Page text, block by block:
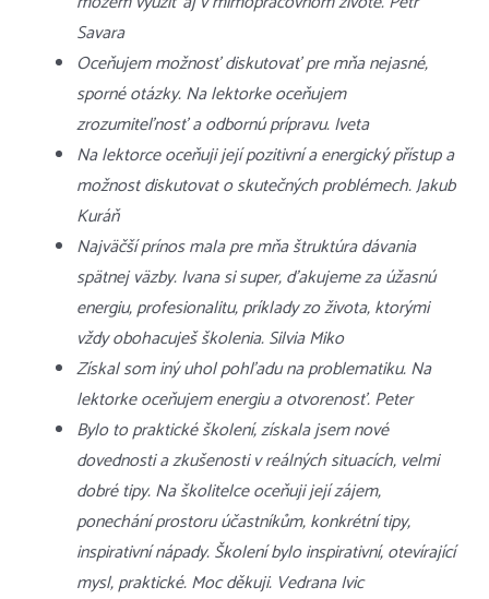
Savara
Oceňujem možnosť diskutovať pre mňa nejasné,
sporné otázky. Na lektorke oceňujem
zrozumiteľnosť a odbornú prípravu. Iveta
Na lektorce oceňuji její pozitivní a energický přístup a
možnost diskutovat o skutečných problémech. Jakub
Kuráň
Najväčší prínos mala pre mňa štruktúra dávania
spätnej väzby. Ivana si super, ďakujeme za úžasnú
energiu, profesionalitu, príklady zo života, ktorými
vždy obohacuješ školenia. Silvia Miko
Získal som iný uhol pohľadu na problematiku. Na
lektorke oceňujem energiu a otvorenosť. Peter
Bylo to praktické školení, získala jsem nové
dovednosti a zkušenosti v reálných situacích, velmi
dobré tipy. Na školitelce oceňuji její zájem,
ponechání prostoru účastníkům, konkrétní tipy,
inspirativní nápady. Školení bylo inspirativní, otevírající
mysl, praktické. Moc děkuji. Vedrana Ivic